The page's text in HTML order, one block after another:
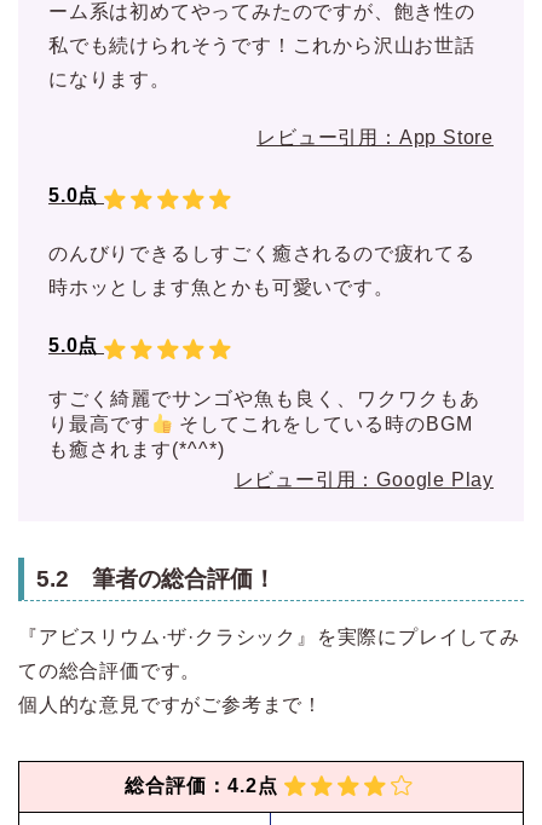
ーム系は初めてやってみたのですが、飽き性の
私でも続けられそうです！これから沢山お世話
になります。
レビュー引用：App Store
5.0点
のんびりできるしすごく癒されるので疲れてる
時ホッとします魚とかも可愛いです。
5.0点
すごく綺麗でサンゴや魚も良く、ワクワクもあ
り最高です
そしてこれをしている時のBGM
も癒されます(*^^*)
レビュー引用：Google Play
5.2 筆者の総合評価！
『アビスリウム·ザ·クラシック』を実際にプレイしてみ
ての総合評価です。
個人的な意見ですがご参考まで！
総合評価：4.2点